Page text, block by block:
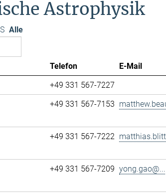
Astrophysik
S Alle
Telefon E-Mail
+49 331 567-7227
+49 331 567-7153
+49 331 567-7222
+49 331 567-7209 yong.gao@...